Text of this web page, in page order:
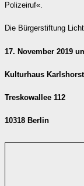
Polizeiruf«.
Die Bürgerstiftung
17. November 2019
Kulturhaus Karlshorst
Treskowallee 112
10318 Berlin